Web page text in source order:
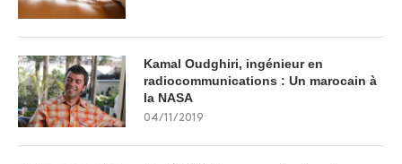
Kamal Oudghiri, ingénieur en
radiocommunications : Un marocain à
la NASA
04/11/2019